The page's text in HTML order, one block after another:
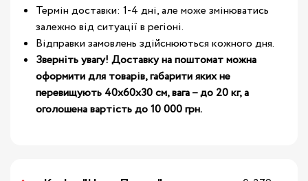
Термін доставки: 1-4 дні, але може змінюватись
залежно від ситуації в регіоні.
Відправки замовлень здійснюються кожного дня.
Зверніть увагу! Доставку на поштомат можна
оформити для товарів, габарити яких не
перевищують 40х60х30 см, вага – до 20 кг, а
оголошена вартість до 10 000 грн.